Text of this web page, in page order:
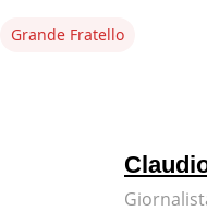
Grande Fratello